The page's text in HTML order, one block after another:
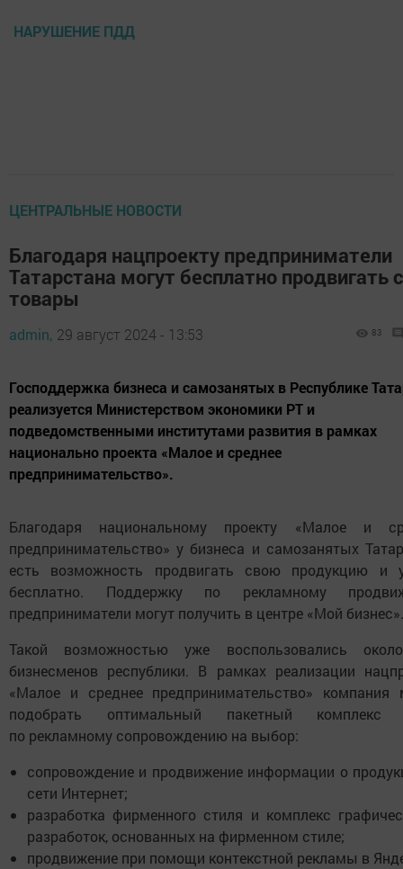
НАРУШЕНИЕ ПДД
ЦЕНТРАЛЬНЫЕ НОВОСТИ
Благодаря нацпроекту предприниматели
Татарстана могут бесплатно продвигать
товары
admin, 29 август 2024 - 13:53 83
Господдержка бизнеса и самозанятых в Республике
реализуется Министерством экономики РТ и
подведомственными институтами развития в рамках
национально проекта «Малое и среднее
предпринимательство».
Благодаря национальному проекту «Малое и
предпринимательство» у бизнеса и самозанятых
есть возможность продвигать свою продукцию и
бесплатно. Поддержку по рекламному
предприниматели могут получить в центре «Мой бизнес».
Такой возможностью уже воспользовались
бизнесменов республики. В рамках реализации
«Малое и среднее предпринимательство» компания
подобрать оптимальный пакетный комплекс
по рекламному сопровождению на выбор: ​
сопровождение и продвижение информации о
сети Интернет;
разработка фирменного стиля и комплекс
разработок, основанных на фирменном стиле;
продвижение при помощи контекстной рекламы в